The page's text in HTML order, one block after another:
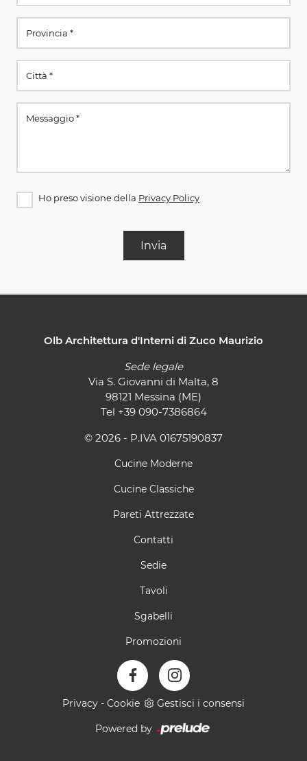
Ho preso visione della Privacy Policy
Invia
Olb Architettura d'Interni di Zuco Maurizio
Sede legale
Via S. Giovanni di Malta, 8
98121 Messina (ME)
Tel +39 090-7386864
© 2026 - P.IVA 01675190837
Cucine Moderne
Cucine Classiche
Pareti Attrezzate
Contatti
Sedie
Tavoli
Sgabelli
Promozioni
Privacy - Cookie Gestisci i consensi
Powered by